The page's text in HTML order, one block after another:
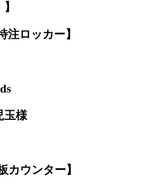
注ロッカー】
玉様
カウンター】